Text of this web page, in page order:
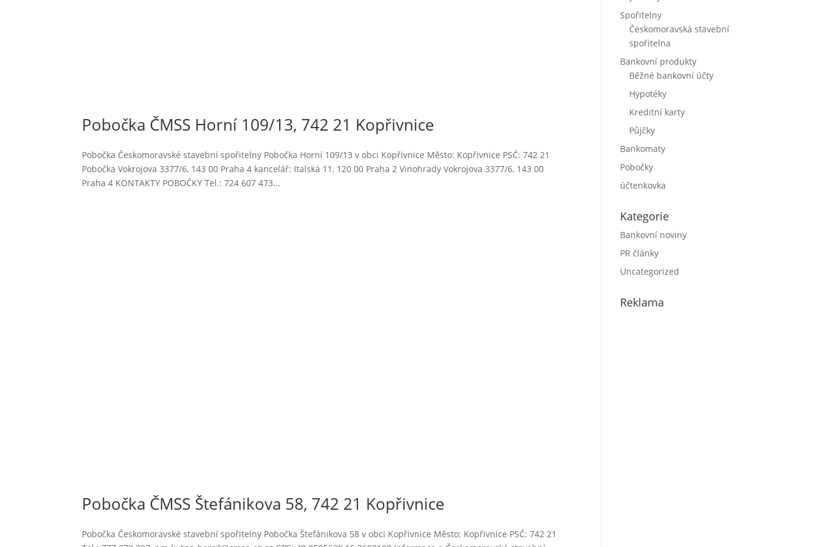
Pobočka ČMSS Horní 109/13, 742 21 Kopřivnice
Pobočka Českomoravské stavební spořitelny Pobočka Horní 109/13 v obci Kopřivnice Město: Kopřivnice PSČ: 742 21
Pobočka Vokrojova 3377/6, 143 00 Praha 4 kancelář: Italská 11, 120 00 Praha 2 Vinohrady Vokrojova 3377/6, 143 00
Praha 4 KONTAKTY POBOČKY Tel.: 724 607 473...
Pobočka ČMSS Štefánikova 58, 742 21 Kopřivnice
Pobočka Českomoravské stavební spořitelny Pobočka Štefánikova 58 v obci Kopřivnice Město: Kopřivnice PSČ: 742 21
Spořitelny
Českomoravská stavební
spořitelna
Bankovní produkty
Běžné bankovní účty
Hypotéky
Kreditní karty
Půjčky
Bankomaty
Pobočky
účtenkovka
Kategorie
Bankovní noviny
PR články
Uncategorized
Reklama